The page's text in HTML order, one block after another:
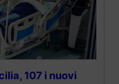
107 i nuovi